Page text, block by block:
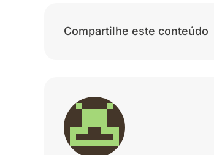
Compartilhe este conteúdo